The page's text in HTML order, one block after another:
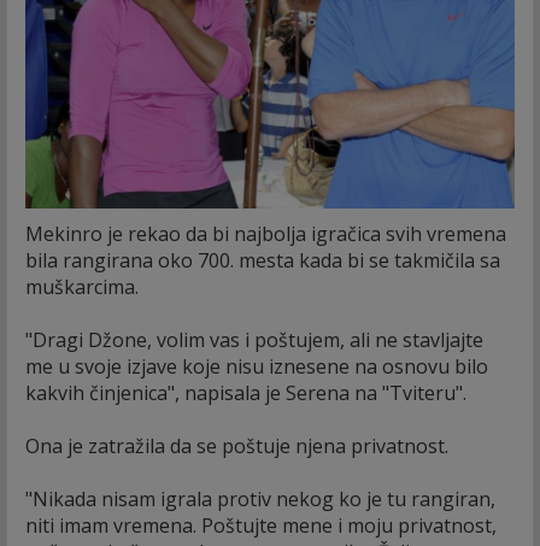
Mekinro je rekao da bi najbolja igračica svih vremena
bila rangirana oko 700. mesta kada bi se takmičila sa
muškarcima.
"Dragi Džone, volim vas i poštujem, ali ne stavljajte
me u svoje izjave koje nisu iznesene na osnovu bilo
kakvih činjenica", napisala je Serena na "Tviteru".
Ona je zatražila da se poštuje njena privatnost.
"Nikada nisam igrala protiv nekog ko je tu rangiran,
niti imam vremena. Poštujte mene i moju privatnost,